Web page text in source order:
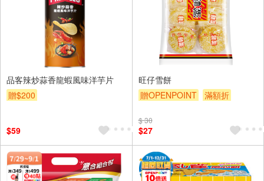
品客辣炒蒜香龍蝦風味洋芋片
贈$200
$59
旺仔雪餅
贈OPENPOINT
滿額折
$ 30
$27